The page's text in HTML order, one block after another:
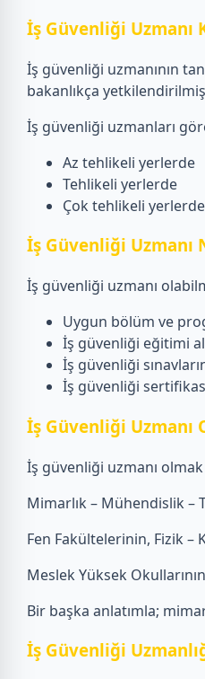
İş Güvenliği Uzmanı
İş güvenliği uzmanının
bakanlıkça
İş güvenliği uzmanları
Az tehlikeli
Tehlikeli
Çok tehlikeli
İş Güvenliği Uzmanı
İş güvenliği uzmanı
Uygun bölüm ve
İş güvenliği eğitimi
İş güvenliği
İş güvenliği
İş Güvenliği
İş güvenliği uzmanı
Mimarlık – Mühendislik –
Fen Fakültelerinin, Fizik –
Meslek Yüksek
Bir başka anlatımla;
İş Güvenliği